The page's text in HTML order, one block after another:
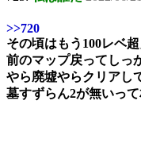
>>720
その頃はもう100レベ
前のマップ戻ってしっ
やら廃墟やらクリアし
墓すずらん2が無いっ